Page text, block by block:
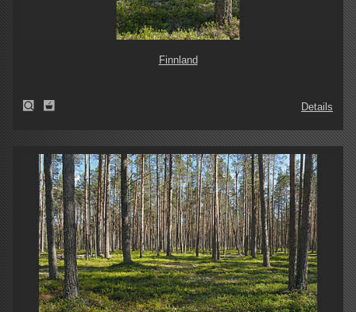
Finnland
Details